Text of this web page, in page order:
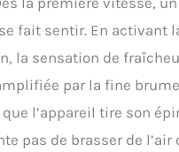
fait sentir. En activant
la sensation de
par la fine brume
l’appareil tire son
pas de brasser de l’air